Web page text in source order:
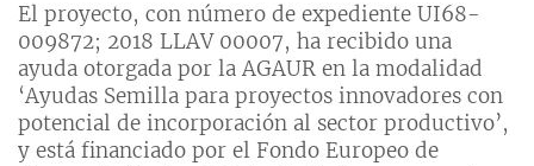
El proyecto, con número de expediente UI68-
009872; 2018 LLAV 00007, ha recibido una
ayuda otorgada por la AGAUR en la modalidad
‘Ayudas Semilla para proyectos innovadores con
potencial de incorporación al sector productivo’,
y está financiado por el Fondo Europeo de